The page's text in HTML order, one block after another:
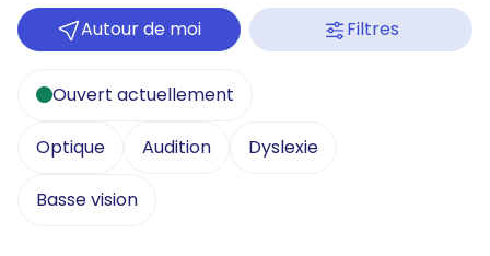
Autour de moi Filtres
Ouvert actuellement
Optique Audition Dyslexie
Basse vision